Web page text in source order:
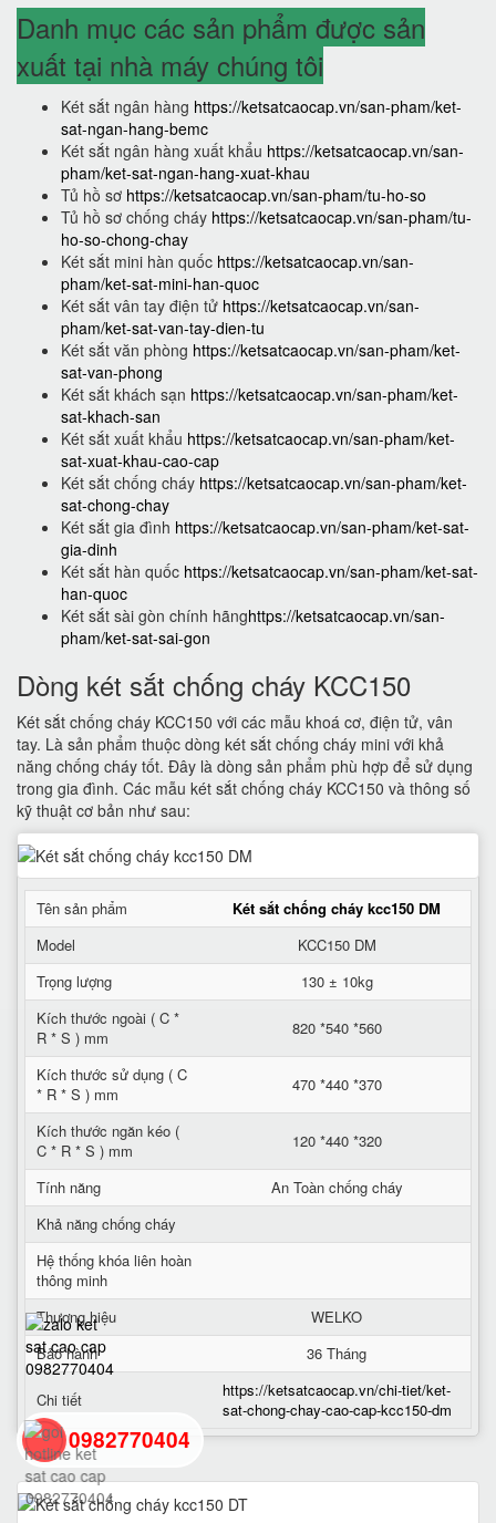
Danh mục các sản phẩm được sản
xuất tại nhà máy chúng tôi
Két sắt ngân hàng https://ketsatcaocap.vn/san-pham/ket-
sat-ngan-hang-bemc
Két sắt ngân hàng xuất khẩu https://ketsatcaocap.vn/san-
pham/ket-sat-ngan-hang-xuat-khau
Tủ hồ sơ https://ketsatcaocap.vn/san-pham/tu-ho-so
Tủ hồ sơ chống cháy https://ketsatcaocap.vn/san-pham/tu-
ho-so-chong-chay
Két sắt mini hàn quốc https://ketsatcaocap.vn/san-
pham/ket-sat-mini-han-quoc
Két sắt vân tay điện tử https://ketsatcaocap.vn/san-
pham/ket-sat-van-tay-dien-tu
Két sắt văn phòng https://ketsatcaocap.vn/san-pham/ket-
sat-van-phong
Két sắt khách sạn https://ketsatcaocap.vn/san-pham/ket-
sat-khach-san
Két sắt xuất khẩu https://ketsatcaocap.vn/san-pham/ket-
sat-xuat-khau-cao-cap
Két sắt chống cháy https://ketsatcaocap.vn/san-pham/ket-
sat-chong-chay
Két sắt gia đình https://ketsatcaocap.vn/san-pham/ket-sat-
gia-dinh
Két sắt hàn quốc https://ketsatcaocap.vn/san-pham/ket-sat-
han-quoc
Két sắt sài gòn chính hãnghttps://ketsatcaocap.vn/san-
pham/ket-sat-sai-gon
Dòng két sắt chống cháy KCC150
Két sắt chống cháy KCC150 với các mẫu khoá cơ, điện tử, vân
tay. Là sản phẩm thuộc dòng két sắt chống cháy mini với khả
năng chống cháy tốt. Đây là dòng sản phẩm phù hợp để sử dụng
trong gia đình. Các mẫu két sắt chống cháy KCC150 và thông số
kỹ thuật cơ bản như sau:
Tên sản phẩm
Két sắt chống cháy kcc150 DM
Model
KCC150 DM
Trọng lượng
130 ± 10kg
Kích thước ngoài ( C *
R * S ) mm
820 *540 *560
Kích thước sử dụng ( C
* R * S ) mm
470 *440 *370
Kích thước ngăn kéo (
C * R * S ) mm
120 *440 *320
Tính năng
An Toàn chống cháy
Khả năng chống cháy
Hệ thống khóa liên hoàn
thông minh
Thương hiệu
WELKO
Bảo hành
36 Tháng
Chi tiết
https://ketsatcaocap.vn/chi-tiet/ket-
sat-chong-chay-cao-cap-kcc150-dm
0982770404